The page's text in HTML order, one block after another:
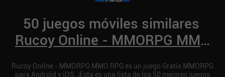
50 juegos móviles similares
Rucoy Online - MMORPG MMO
Rucoy Online - MMORPG MMO RPG es un juego Gratis MMORPG
para Android y iOS. ¡Esta es una lista de los 50 mejores juegos